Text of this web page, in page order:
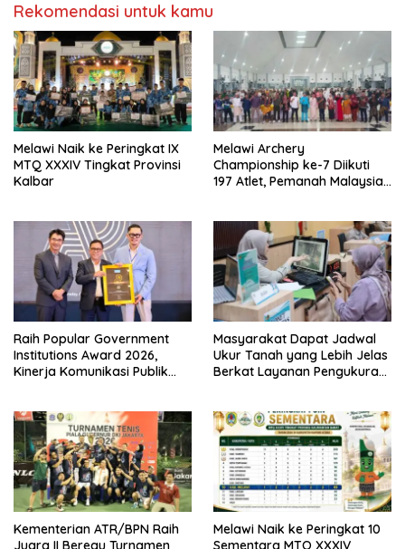
Rekomendasi untuk kamu
Melawi Naik ke Peringkat IX
MTQ XXXIV Tingkat Provinsi
Kalbar
Melawi Archery
Championship ke-7 Diikuti
197 Atlet, Pemanah Malaysia
Raih Popular Government
Institutions Award 2026,
Kinerja Komunikasi Publik
Masyarakat Dapat Jadwal
Ukur Tanah yang Lebih Jelas
Berkat Layanan Pengukuran
Kementerian ATR/BPN Raih
Juara II Beregu Turnamen
Melawi Naik ke Peringkat 10
Sementara MTQ XXXIV